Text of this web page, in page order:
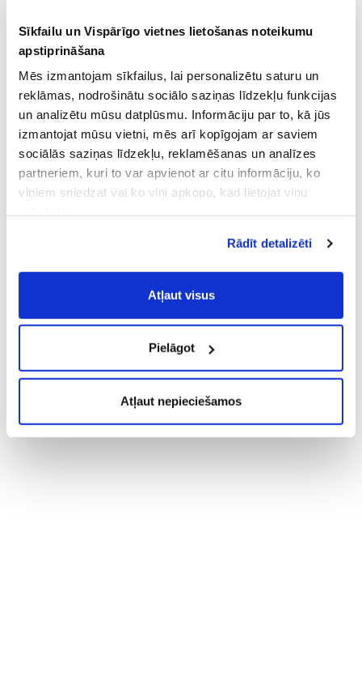
Sīkfailu un Vispārīgo vietnes lietošanas noteikumu
apstiprināšana
Mēs izmantojam sīkfailus, lai personalizētu saturu un
reklāmas, nodrošinātu sociālo saziņas līdzekļu funkcijas
un analizētu mūsu datplūsmu. Informāciju par to, kā jūs
izmantojat mūsu vietni, mēs arī kopīgojam ar saviem
sociālās saziņas līdzekļu, reklamēšanas un analīzes
partneriem, kuri to var apvienot ar citu informāciju, ko
viņiem sniedzat vai ko viņi apkopo, kad lietojat viņu
Vispārīgiem vietnes lietošanas
noteikumiem(saīsināti - VVLN).
Rādīt detalizēti
Atļaut visus
Pielāgot
Atļaut nepieciešamos